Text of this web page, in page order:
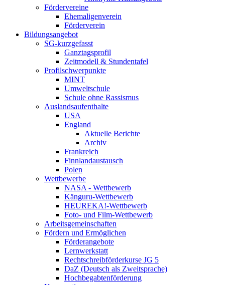
Fördervereine
Ehemaligenverein
Förderverein
Bildungsangebot
SG-kurzgefasst
Ganztagsprofil
Zeitmodell & Stundentafel
Profilschwerpunkte
MINT
Umweltschule
Schule ohne Rassismus
Auslandsaufenthalte
USA
England
Aktuelle Berichte
Archiv
Frankreich
Finnlandaustausch
Polen
Wettbewerbe
NASA - Wettbewerb
Känguru-Wettbewerb
HEUREKA!-Wettbewerb
Foto- und Film-Wettbewerb
Arbeitsgemeinschaften
Fördern und Ermöglichen
Förderangebote
Lernwerkstatt
Rechtschreibförderkurse JG 5
DaZ (Deutsch als Zweitsprache)
Hochbegabtenförderung